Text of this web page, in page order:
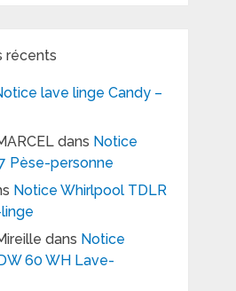
récents
lave linge Candy –
dans Notice
Pèse-personne
Notice Whirlpool TDLR
dans Notice
60 WH Lave-